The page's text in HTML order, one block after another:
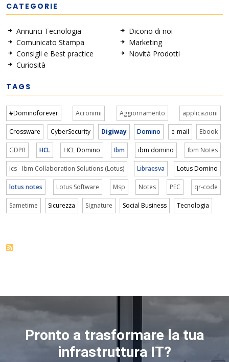
CATEGORIE
Annunci Tecnologia
Comunicato Stampa
Consigli e Best practice
Curiosità
Dicono di noi
Marketing
Novità Prodotti
TAGS
#Dominoforever Acronimi Aggiornamento applicazioni
Crossware CyberSecurity Digiway Domino e-mail Ebook
GDPR HCL HCL Domino Ibm ibm domino Ibm Notes
Ics - Ibm Collaboration Solutions (Lotus) Libraesva Lotus Domino
lotus notes Lotus Software Msp Notes PEC qr-code
Sametime Sicurezza Signature Social Business Tecnologia
Pronto a trasformare la tua
infrastruttura IT?